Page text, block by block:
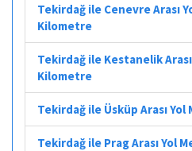
Tekirdağ ile Cenevre Arası
Kilometre
Tekirdağ ile Kestanelik
Kilometre
Tekirdağ ile Üsküp Arası
Tekirdağ ile Prag Arası Yol